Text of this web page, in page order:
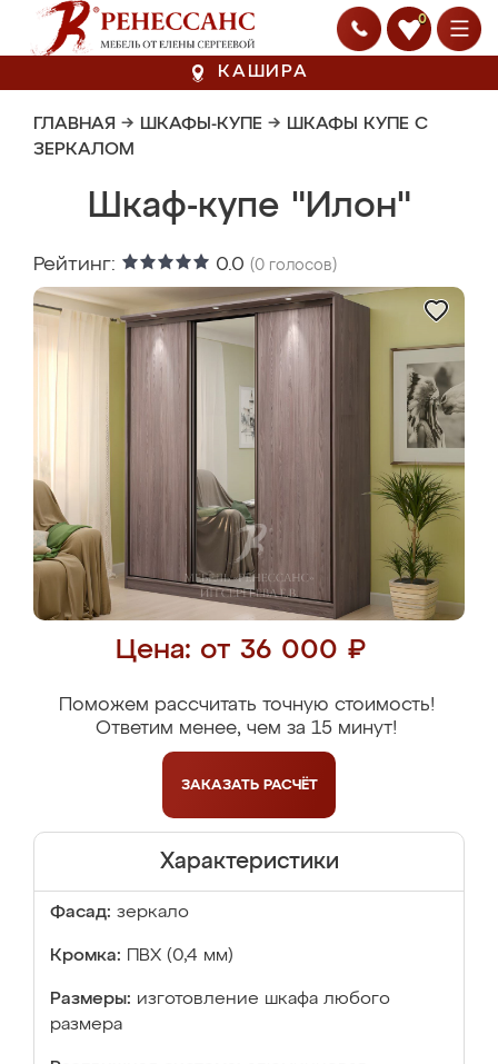
0
КАШИРА
ГЛАВНАЯ → ШКАФЫ-КУПЕ → ШКАФЫ КУПЕ С
ЗЕРКАЛОМ
Шкаф-купе "Илон"
Рейтинг: 0.0 (0 голосов)
Цена: от 36 000 ₽
Поможем рассчитать точную стоимость!
Ответим менее, чем за 15 минут!
ЗАКАЗАТЬ РАСЧЁТ
Характеристики
Фасад: зеркало
Кромка: ПВХ (0,4 мм)
Размеры: изготовление шкафа любого
размера